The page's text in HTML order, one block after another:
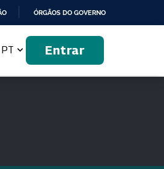
ÓRGÃOS DO GOVERNO
PT Entrar